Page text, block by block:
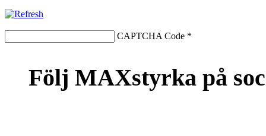
CAPTCHA Code *
Följ MAXstyrka på